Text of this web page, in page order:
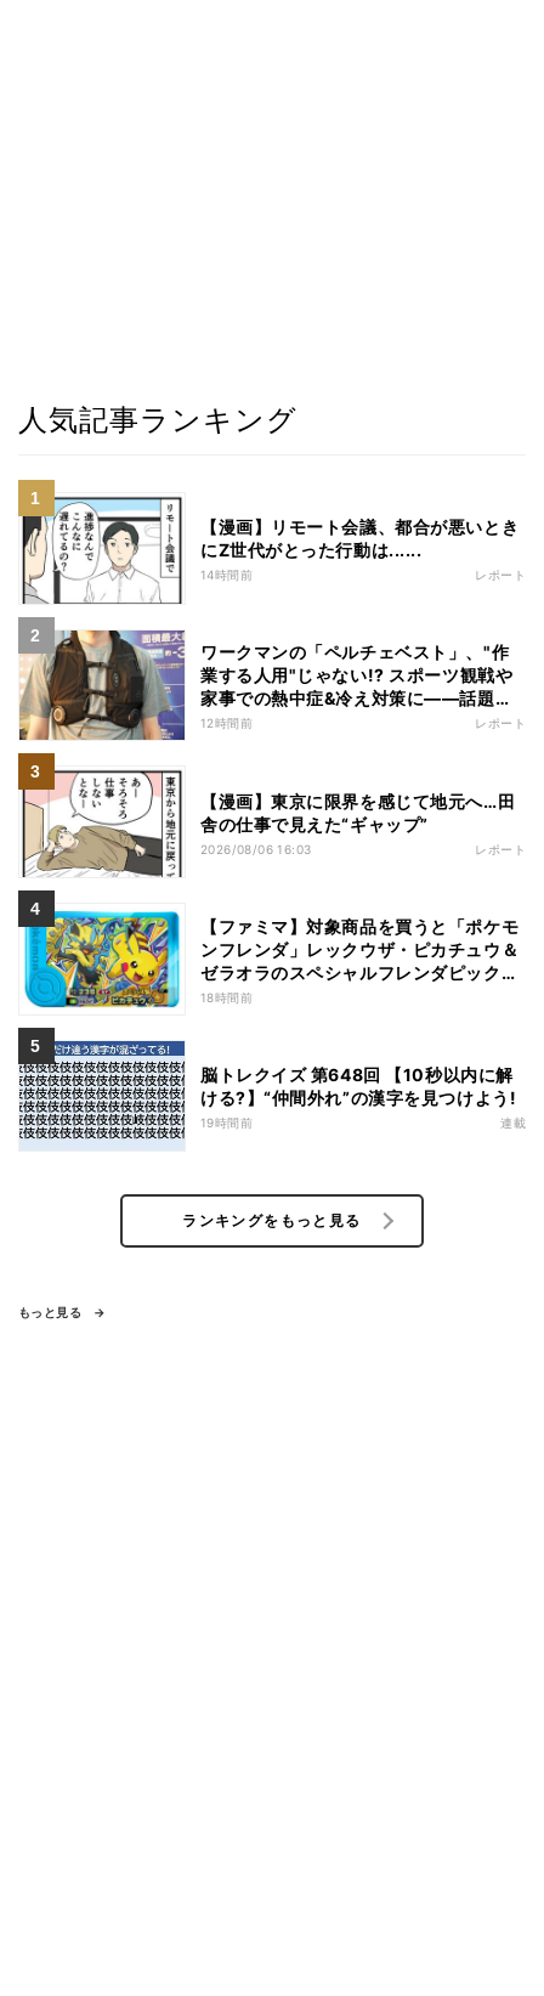
人気記事ランキング
【漫画】リモート会議、都合が悪いとき
にZ世代がとった行動は......
14時間前 レポート
ワークマンの「ペルチェベスト」、"作
業する人用"じゃない!? スポーツ観戦や
家事での熱中症&冷え対策に――話題の
商品を徹底検証
12時間前 レポート
【漫画】東京に限界を感じて地元へ…田
舎の仕事で見えた“ギャップ”
2026/08/06 16:03 レポート
【ファミマ】対象商品を買うと「ポケモ
ンフレンダ」レックウザ・ピカチュウ＆
ゼラオラのスペシャルフレンダピックが
もらえるキャンペーン
18時間前
脳トレクイズ 第648回 【10秒以内に解
ける?】“仲間外れ”の漢字を見つけよう!
19時間前 連載
ランキングをもっと見る
もっと見る